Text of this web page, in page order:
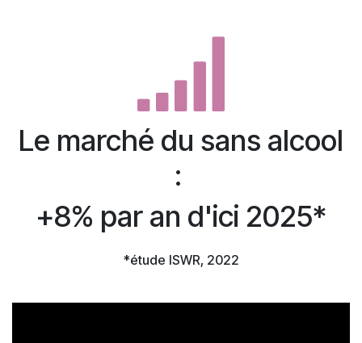
Le marché du sans alcool
:
+8% par an d'ici 2025*
*étude ISWR, 2022